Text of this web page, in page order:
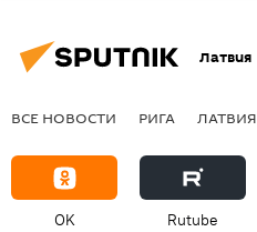
Латвия
ВСЕ НОВОСТИ РИГА ЛАТВИЯ
OK Rutube